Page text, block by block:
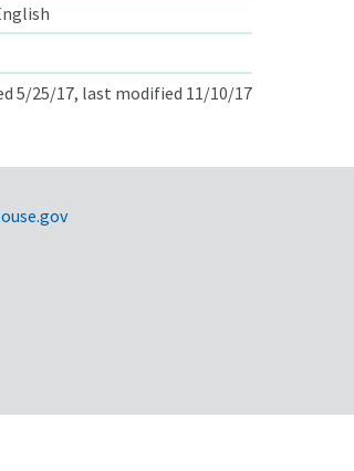
5/25/17, last modified 11/10/17